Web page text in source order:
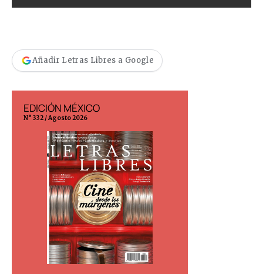
Añadir Letras Libres a Google
EDICIÓN MÉXICO
N° 332 / Agosto 2026